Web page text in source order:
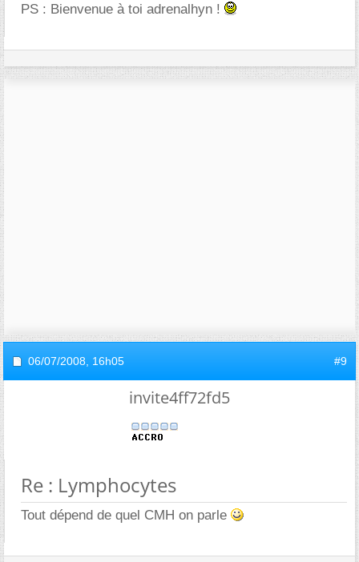
PS : Bienvenue à toi adrenalhyn !
06/07/2008, 16h05 #9
invite4ff72fd5
Re : Lymphocytes
Tout dépend de quel CMH on parle